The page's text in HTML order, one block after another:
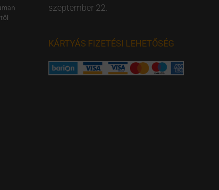
szeptember 22.
KÁRTYÁS FIZETÉSI LEHETŐSÉG